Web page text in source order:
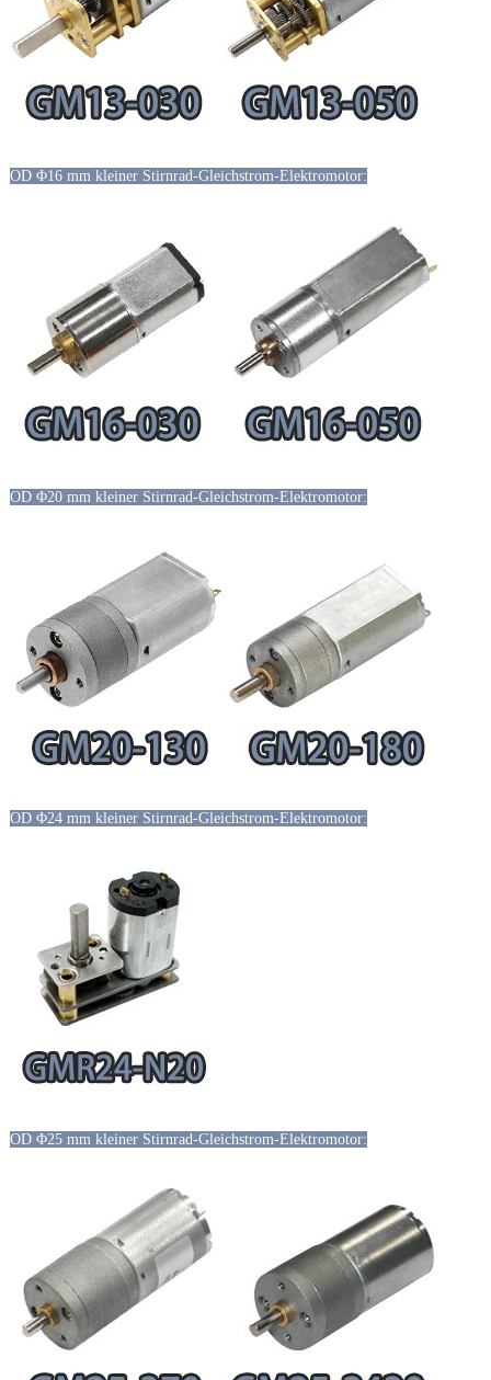
OD Φ16 mm kleiner Stirnrad-Gleichstrom-Elektromotor:
OD Φ20 mm kleiner Stirnrad-Gleichstrom-Elektromotor:
OD Φ24 mm kleiner Stirnrad-Gleichstrom-Elektromotor:
OD Φ25 mm kleiner Stirnrad-Gleichstrom-Elektromotor: